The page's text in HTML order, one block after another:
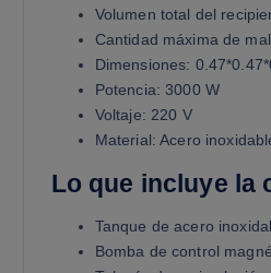
Volumen total del
Cantidad máxima de
Dimensiones:
Potencia: 3000 W
Voltaje: 220 V
Material: Acero
Lo que incluye la
Tanque de acero
Bomba de control